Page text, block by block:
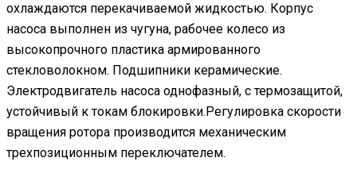
охлаждаются перекачиваемой жидкостью. Корпус
насоса выполнен из чугуна, рабочее колесо из
высокопрочного пластика армированного
стекловолокном. Подшипники керамические.
Электродвигатель насоса однофазный, с термозащитой,
устойчивый к токам блокировки.Регулировка скорости
вращения ротора производится механическим
трехпозиционным переключателем.